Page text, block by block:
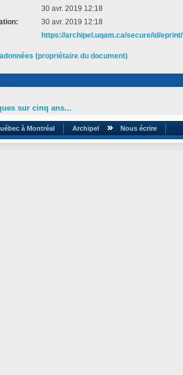
30 avr. 2019 12:18
30 avr. 2019 12:18
https://archipel.uqam.ca/secure/id/
(propriétaire du document)
sur cinq ans...
à Montréal Archipel Nous écrire